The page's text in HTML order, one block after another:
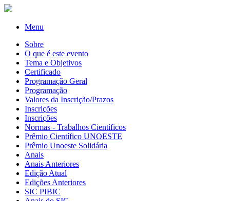
Menu
Sobre
O que é este evento
Tema e Objetivos
Certificado
Programação Geral
Programação
Valores da Inscrição/Prazos
Inscrições
Inscrições
Normas - Trabalhos Científicos
Prêmio Científico UNOESTE
Prêmio Unoeste Solidária
Anais
Anais Anteriores
Edição Atual
Edições Anteriores
SIC PIBIC